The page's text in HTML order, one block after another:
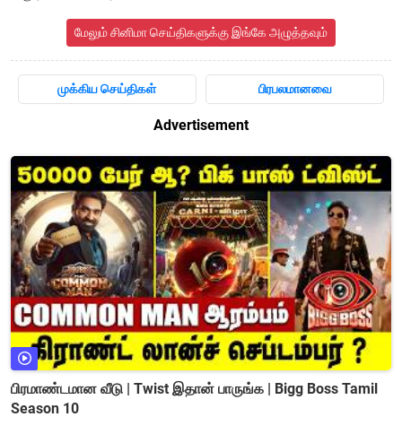
மேலும் சினிமா செய்திகளுக்கு இங்கே அழுத்தவும்
முக்கிய செய்திகள் பிரபலமானவை
Advertisement
பிரமாண்டமான வீடு | Twist இதான் பாருங்க | Bigg Boss Tamil
Season 10